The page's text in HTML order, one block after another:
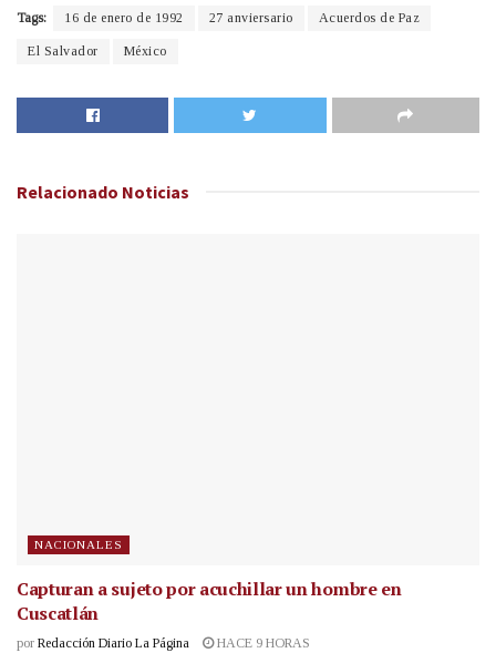
Tags: 16 de enero de 1992 27 anviersario Acuerdos de Paz
El Salvador México
Relacionado Noticias
NACIONALES
Capturan a sujeto por acuchillar un hombre en
Cuscatlán
por Redacción Diario La Página HACE 9 HORAS